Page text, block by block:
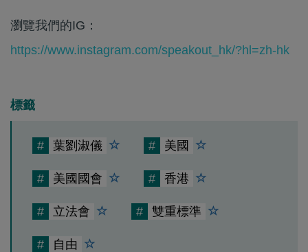
瀏覽我們的IG：
https://www.instagram.com/speakout_hk/?hl=zh-hk
標籤
# 葉劉淑儀 # 美國
# 美國國會 # 香港
# 立法會 # 雙重標準
# 自由